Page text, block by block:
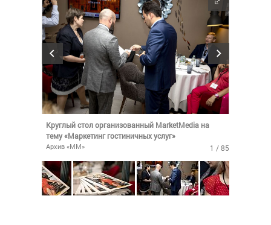
Круглый стол организованный MarketMedia на
тему «Маркетинг гостиничных услуг»
Архив «ММ» 1 / 85